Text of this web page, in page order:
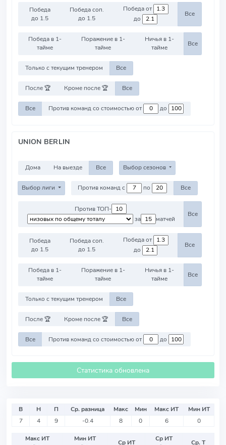
Победа
до 1.5
Победа соп.
до 1.5
Победа от
до
Все
Победа в 1-
тайме
Поражение в 1-
тайме
Ничья в 1-
тайме
Все
Только с текущим тренером Все
После 🏆 Кроме после 🏆 Все
Все Против команд со стоимостью от до
UNION BERLIN
Дома На выезде Все Выбор сезонов
Выбор лиги Против команд с по Все
Против ТОП-
за
матчей
Все
Победа
до 1.5
Победа соп.
до 1.5
Победа от
до
Все
Победа в 1-
тайме
Поражение в 1-
тайме
Ничья в 1-
тайме
Все
Только с текущим тренером Все
После 🏆 Кроме после 🏆 Все
Все Против команд со стоимостью от до
Статистика обновлена
В Н П Ср. разница Макс Мин Макс ИТ
Мин ИТ
7
4 9 -0.4 8 0 6 0
Макс ИТ
Мин ИТ
Ср ИТ
Ср ИТ
Ср. Т